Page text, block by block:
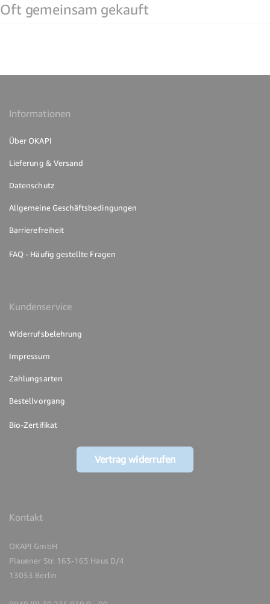
Oft gemeinsam gekauft
Informationen
Über OKAPI
Lieferung & Versand
Datenschutz
Allgemeine Geschäftsbedingungen
Barrierefreiheit
FAQ - Häufig gestellte Fragen
Kundenservice
Widerrufsbelehrung
Impressum
Zahlungsarten
Bestellvorgang
Bio-Zertifikat
Vertrag widerrufen
Kontakt
OKAPI GmbH
Plauener Str. 163-165 Haus D/4
13053 Berlin